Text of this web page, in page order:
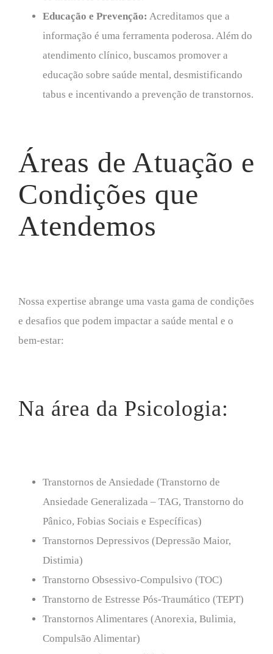
Educação e Prevenção: Acreditamos que a
informação é uma ferramenta poderosa. Além do
atendimento clínico, buscamos promover a
educação sobre saúde mental, desmistificando
tabus e incentivando a prevenção de transtornos.
Áreas de Atuação e
Condições que
Atendemos
Nossa expertise abrange uma vasta gama de condições
e desafios que podem impactar a saúde mental e o
bem-estar:
Na área da Psicologia:
Transtornos de Ansiedade (Transtorno de
Ansiedade Generalizada – TAG, Transtorno do
Pânico, Fobias Sociais e Específicas)
Transtornos Depressivos (Depressão Maior,
Distimia)
Transtorno Obsessivo-Compulsivo (TOC)
Transtorno de Estresse Pós-Traumático (TEPT)
Transtornos Alimentares (Anorexia, Bulimia,
Compulsão Alimentar)